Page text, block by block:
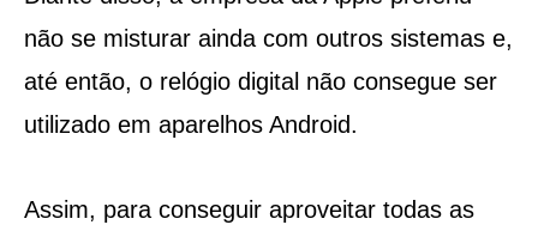
não se misturar ainda com outros sistemas e,
até então, o relógio digital não consegue ser
utilizado em aparelhos Android.
Assim, para conseguir aproveitar todas as